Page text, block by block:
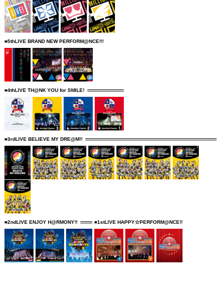
■5thLIVE BRAND NEW PERFORM@NCE!!!
■4thLIVE TH@NK YOU for SMILE!
■3rdLIVE BELIEVE MY DRE@M!!
■2ndLIVE ENJOY H@RMONY!! ■1stLIVE HAPPY☆PERFORM@NCE!!